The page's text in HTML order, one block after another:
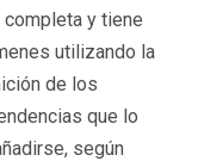
completa y tiene
utilizando la
de los
que lo
según